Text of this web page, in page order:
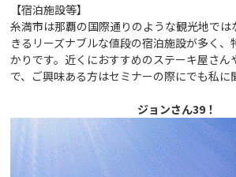
【宿泊施設等】
糸満市は那覇の国際通りのような観光地では
きるリーズナブルな値段の宿泊施設が多く
かりです。近くにおすすめのステーキ屋さん
で、ご興味ある方はセミナーの際にでも私に
ジョンさん39！